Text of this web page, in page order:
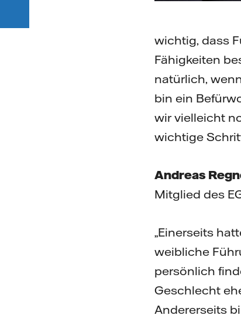
wichtig, dass
Fähigkeiten
natürlich,
bin ein
wir vielleicht
wichtige
Andreas
Mitglied des
„Einerseits
weibliche
persönlich
Geschlecht
Andererseits